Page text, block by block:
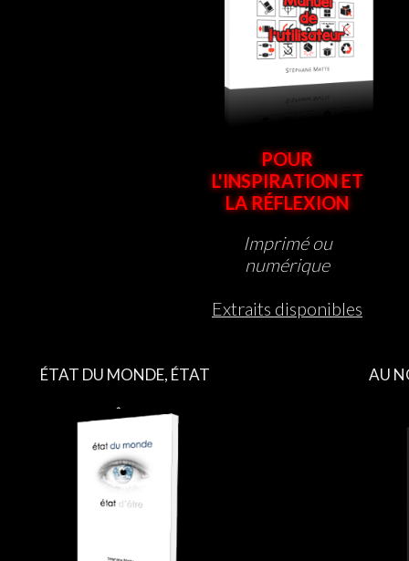
POUR
L'INSPIRATION ET
LA RÉFLEXION
Imprimé ou
numérique
Extraits disponibles
ÉTAT DU MONDE, ÉTAT
D’ÊTRE
AU